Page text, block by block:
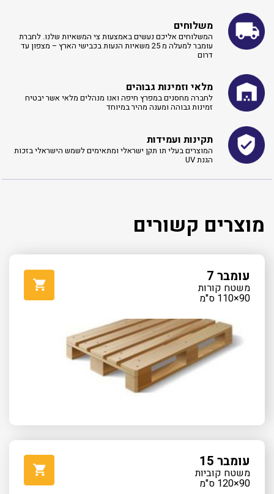
משלוחים
המשלוחים אליכם נעשים באמצעות צי המשאיות שלנו. לחברת
עומבר למעלה מ 25 משאיות הנעות בכבישי הארץ – מצפון עד
דרום
מלאי וזמינות גבוהים
לחברה מחסנים במפרץ חיפה ואנו מנהלים מלאי אשר יבטיח
זמינות גבוהה ומענה מהיר במיוחד
תקינות ועמידות
המוצרים בעלי תו תקן ישראלי ומתאימים לשמש הישראלי בזכות
הגנת UV
מוצרים קשורים
עומבר 7
משטח קורות
90×110 ס"מ
עומבר 15
משטח קוביות
90×120 ס"מ